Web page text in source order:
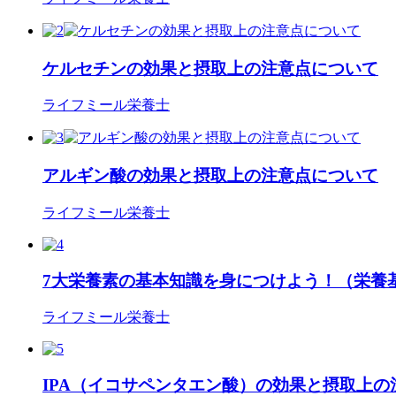
ケルセチンの効果と摂取上の注意点について
ライフミール栄養士
アルギン酸の効果と摂取上の注意点について
ライフミール栄養士
7大栄養素の基本知識を身につけよう！（栄養
ライフミール栄養士
IPA（イコサペンタエン酸）の効果と摂取上